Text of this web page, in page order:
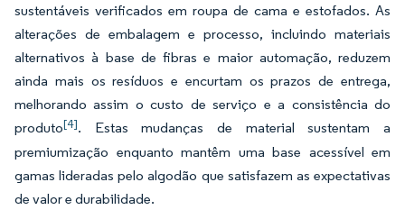
sustentáveis verificados em roupa de cama e estofados. As
alterações de embalagem e processo, incluindo materiais
alternativos à base de fibras e maior automação, reduzem
ainda mais os resíduos e encurtam os prazos de entrega,
melhorando assim o custo de serviço e a consistência do
produto[4]. Estas mudanças de material sustentam a
premiumização enquanto mantêm uma base acessível em
gamas lideradas pelo algodão que satisfazem as expectativas
de valor e durabilidade.